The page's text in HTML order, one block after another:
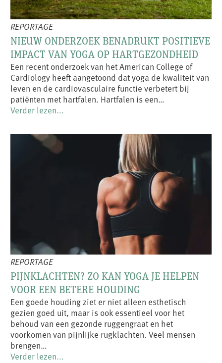
REPORTAGE
NIEUW ONDERZOEK BENADRUKT POSITIEVE
IMPACT VAN YOGA OP HARTGEZONDHEID
Een recent onderzoek van het American College of
Cardiology heeft aangetoond dat yoga de kwaliteit van
leven en de cardiovasculaire functie verbetert bij
patiënten met hartfalen. Hartfalen is een…
Verder lezen...
REPORTAGE
PIJNKLACHTEN? ZO KAN YOGA JE HELPEN
VOOR EEN BETERE HOUDING
Een goede houding ziet er niet alleen esthetisch
gezien goed uit, maar is ook essentieel voor het
behoud van een gezonde ruggengraat en het
voorkomen van pijnlijke rugklachten. Veel mensen
brengen…
Verder lezen...